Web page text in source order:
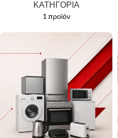
ΚΑΤΗΓΟΡΙΑ
1 προϊόν